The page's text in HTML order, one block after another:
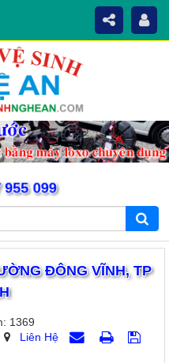
955 099
ĐÔNG VĨNH, TP
1369
Liên Hệ